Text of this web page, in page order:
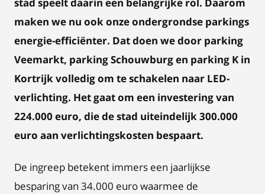
maken we nu ook onze ondergrondse parkings
energie-efficiënter. Dat doen we door parking
Veemarkt, parking Schouwburg en parking K in
Kortrijk volledig om te schakelen naar LED-
verlichting. Het gaat om een investering van
224.000 euro, die de stad uiteindelijk 300.000
euro aan verlichtingskosten bespaart.
De ingreep betekent immers een jaarlijkse
besparing van 34.000 euro waarmee de